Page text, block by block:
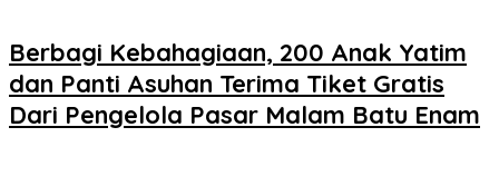
Berbagi Kebahagiaan, 200 Anak Yatim
dan Panti Asuhan Terima Tiket Gratis
Dari Pengelola Pasar Malam Batu Enam